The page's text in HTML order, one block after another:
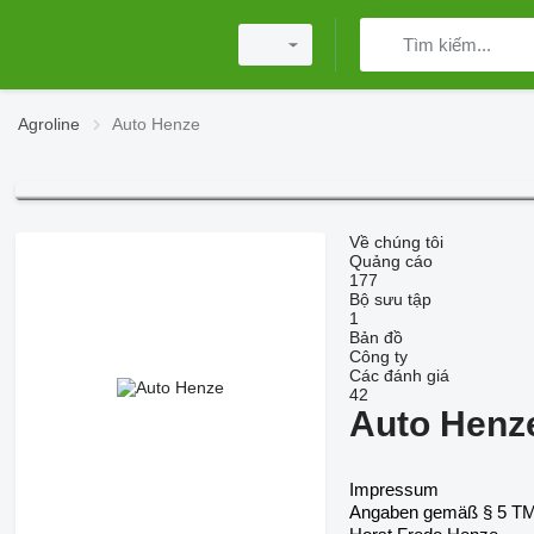
Agroline Auto Henze
Về chúng tôi
Quảng cáo
177
Bộ sưu tập
1
Bản đồ
Công ty
Các đánh giá
42
Auto
Impressum
Angaben gemäß § 5